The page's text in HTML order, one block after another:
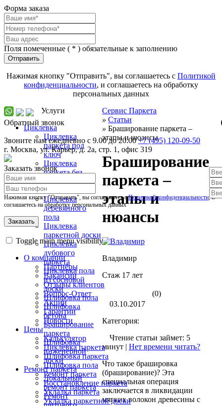
Форма заказа
Поля помеченные ( * ) обязательные к заполнению
Отправить
Нажимая кнопку "Отправить", вы соглашаетесь с Политикой
конфиденциальности, и соглашаетесь на обработку
персональных данных
Обратный звонок
Звоните нам ежедневно с 9.00 до 20.00 +7 (495) 120-09-50
г. Москва, ул. Карьер, д. 2а, стр. 1, офис 319
Заказать звонок
Нажимая кнопку "Отправить", вы соглашаетесь сПолитикой конфиденциальности, и
соглашаетесь на обработку персональных данных
Toggle main menu visibility
О компании
Партнёры
Вакансии
Отзывы клиентов
Вопрос-Ответ
Акции
Гарантии
Новости
Цены
Калькулятор
Циклевка паркета
Шлифовка паркета
Шлифовка пола
Ремонт паркета
Восстановление паркета
Укладка паркета
Укладка паркетной доски
Услуги
Циклевка
Циклевка
паркета под
ключ
Циклевка
паркета без
пыли и выноса
мебели
Циклевка
деревянного
пола
Циклевка
паркетной доски
Циклевка
дубового
паркета
Циклевка пола
из сосновой
доски
Шлифовка пола
Шлифовка
бетона
Браширование
паркета
Шлифовка
инженерной
доски
Ремонт паркета
Локальный
ремонт паркета
Ремонт
Сервис Паркета
» Статьи
» Браширование паркета –
этапы и нюансы
Браширование
паркета –
этапы и
нюансы
Владимир
Стаж 17 лет
(0)
03.10.2017
Категория:
Чтение статьи займет: 5
минут | Нет времени читать?
Что такое брашировка
(браширование)? Эта
специальная операция
заключается в ликвидации
мягких волокон древесины с